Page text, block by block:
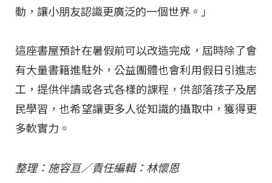
動，讓小朋友認識更廣泛的一個世界。」
這座書屋預計在暑假前可以改造完成，屆時除了會
有大量書籍進駐外，公益團體也會利用假日引進志
工，提供伴讀或各式各樣的課程，供部落孩子及居
民學習，也希望讓更多人從知識的攝取中，獲得更
多軟實力。
整理：施容亘／責任編輯：林懷恩